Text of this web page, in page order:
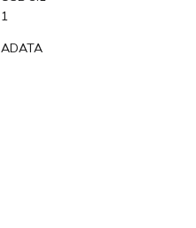
1
ADATA